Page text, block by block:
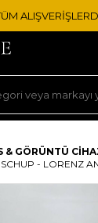
& GÖRÜNTÜ
SCHUP - LORENZ